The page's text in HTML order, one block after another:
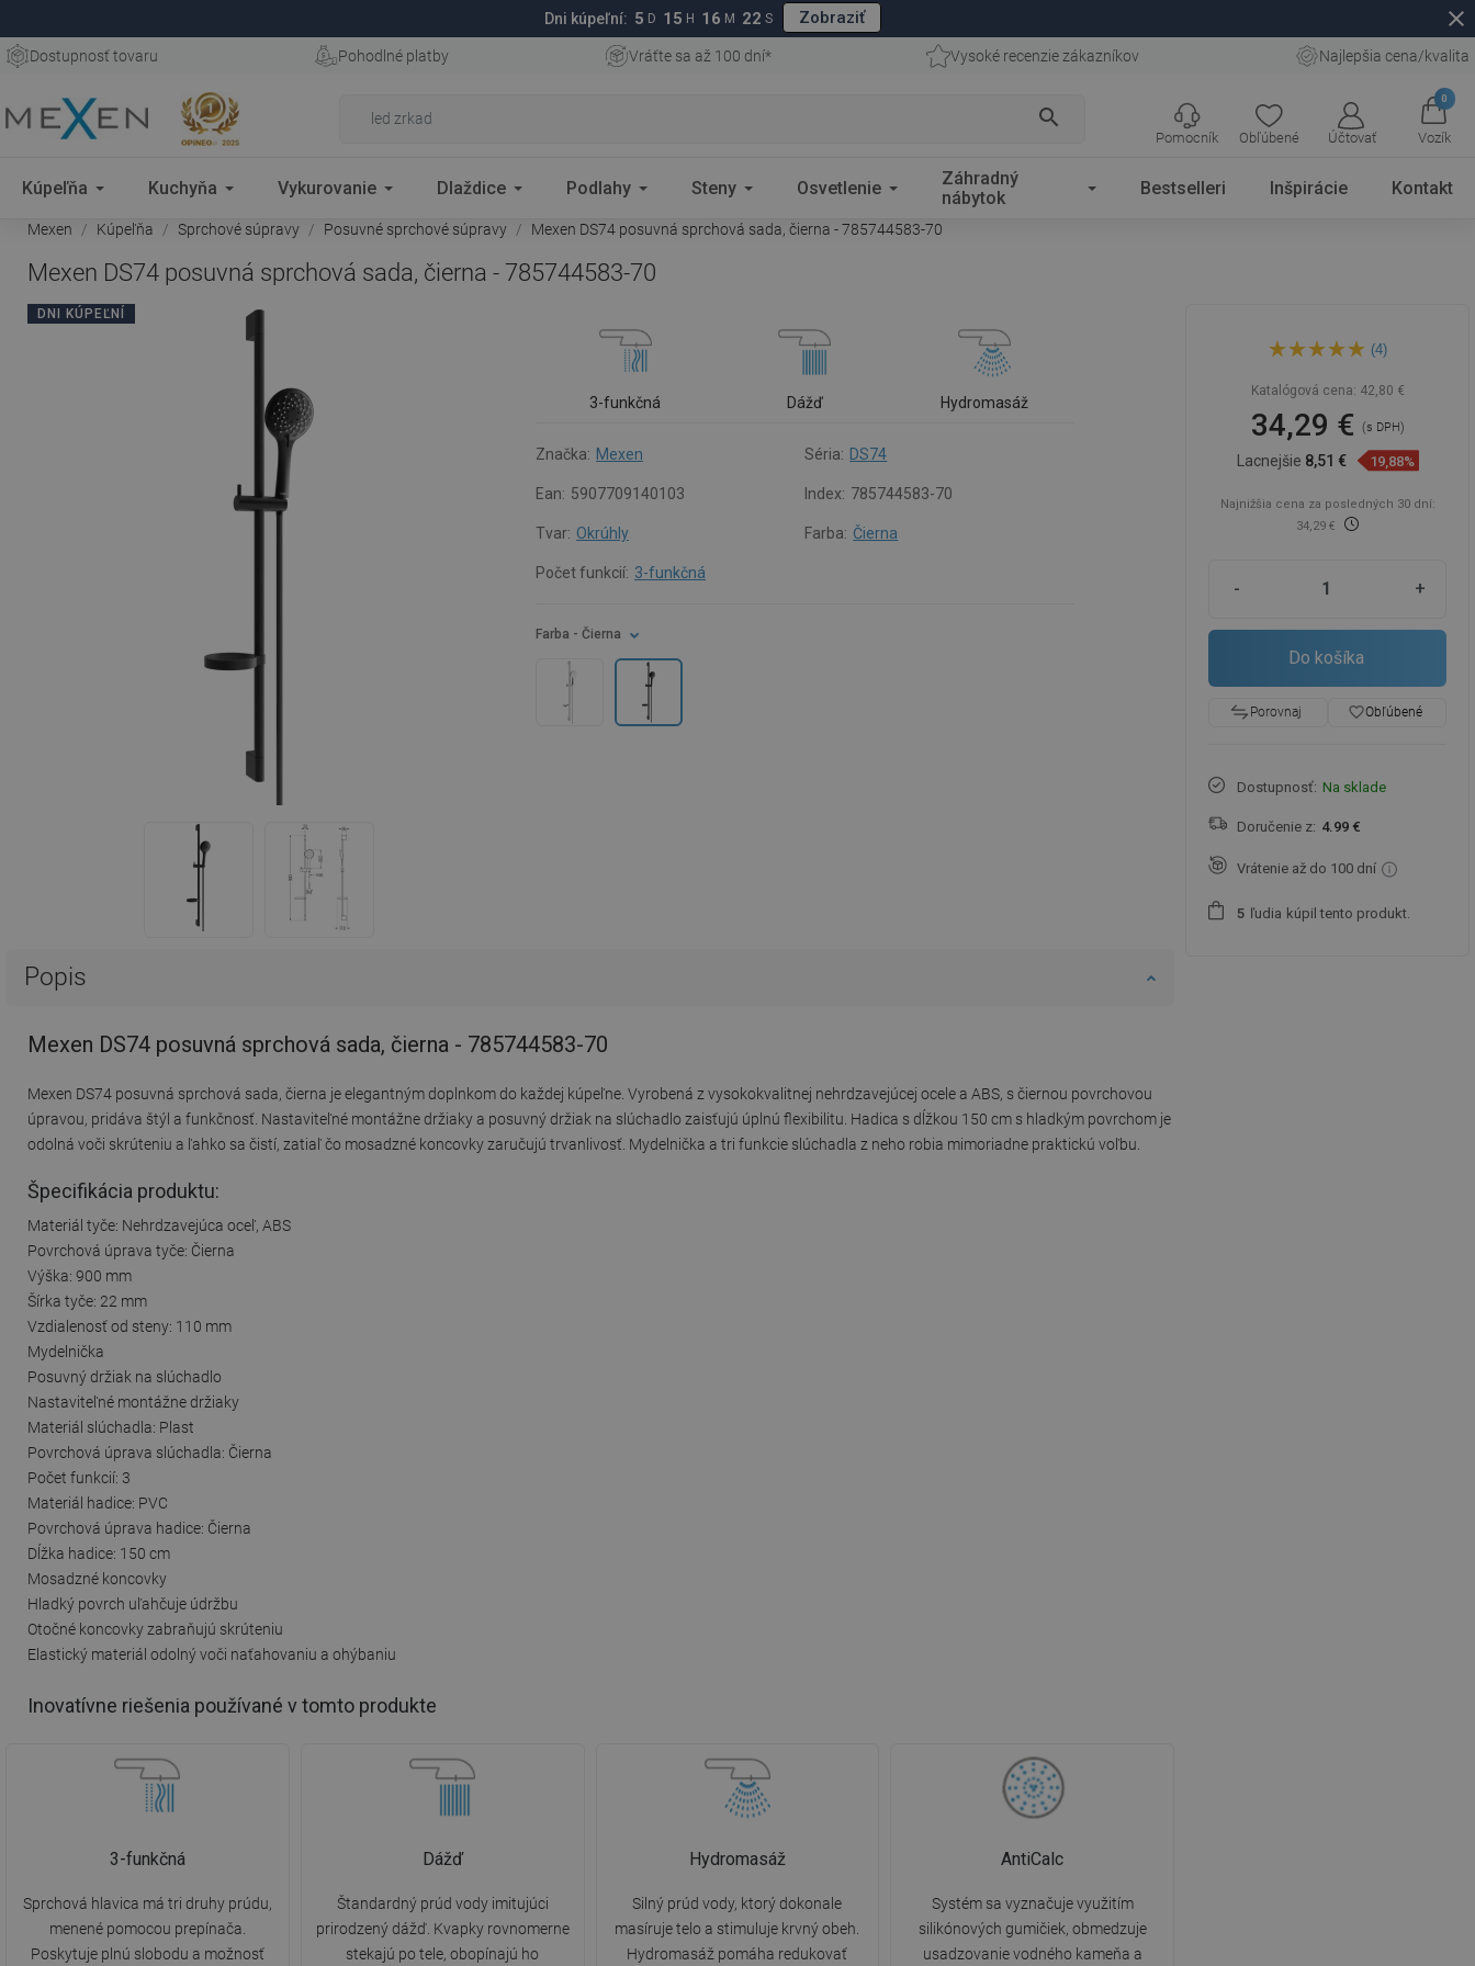
Dni kúpeľní: 5 D 15 H 16 M 21 S Zobraziť close
Dostupnosť tovaru Pohodlné platby Vráťte sa až 100 dní* Vysoké recenzie zákazníkov Najlepšia cena/kvalita
search
Obľúbené Účtovať
0
Vozík
Pomocník
Kúpeľňa Kuchyňa Vykurovanie Dlaždice Podlahy Steny Osvetlenie
Záhradný
nábytok
Bestselleri Inšpirácie Kontakt
Mexen Kúpeľňa Sprchové súpravy Posuvné sprchové súpravy Mexen DS74 posuvná sprchová sada, čierna - 785744583-70
Mexen DS74 posuvná sprchová sada, čierna - 785744583-70
DNI KÚPEĽNÍ
3-funkčná Dážď Hydromasáž
Značka: Mexen Séria: DS74
Ean: 5907709140103 Index: 785744583-70
Tvar: Okrúhly Farba: Čierna
Počet funkcií: 3-funkčná
Farba - Čierna
Popis
Mexen DS74 posuvná sprchová sada, čierna - 785744583-70
Mexen DS74 posuvná sprchová sada, čierna je elegantným doplnkom do každej kúpeľne. Vyrobená z vysokokvalitnej nehrdzavejúcej ocele a ABS, s čiernou povrchovou
úpravou, pridáva štýl a funkčnosť. Nastaviteľné montážne držiaky a posuvný držiak na slúchadlo zaisťujú úplnú flexibilitu. Hadica s dĺžkou 150 cm s hladkým povrchom je
odolná voči skrúteniu a ľahko sa čistí, zatiaľ čo mosadzné koncovky zaručujú trvanlivosť. Mydelnička a tri funkcie slúchadla z neho robia mimoriadne praktickú voľbu.
Špecifikácia produktu:
Materiál tyče: Nehrdzavejúca oceľ, ABS
Povrchová úprava tyče: Čierna
Výška: 900 mm
Šírka tyče: 22 mm
Vzdialenosť od steny: 110 mm
Mydelnička
Posuvný držiak na slúchadlo
Nastaviteľné montážne držiaky
Materiál slúchadla: Plast
Povrchová úprava slúchadla: Čierna
Počet funkcií: 3
Materiál hadice: PVC
Povrchová úprava hadice: Čierna
Dĺžka hadice: 150 cm
Mosadzné koncovky
Hladký povrch uľahčuje údržbu
Otočné koncovky zabraňujú skrúteniu
Elastický materiál odolný voči naťahovaniu a ohýbaniu
Inovatívne riešenia používané v tomto produkte
3-funkčná
Sprchová hlavica má tri druhy prúdu,
menené pomocou prepínača.
Poskytuje plnú slobodu a možnosť
Dážď
Štandardný prúd vody imitujúci
prirodzený dážď. Kvapky rovnomerne
stekajú po tele, obopínajú ho
Hydromasáž
Silný prúd vody, ktorý dokonale
masíruje telo a stimuluje krvný obeh.
Hydromasáž pomáha redukovať
AntiCalc
Systém sa vyznačuje využitím
silikónových gumičiek, obmedzuje
usadzovanie vodného kameňa a
sprchová sada, čierna -
(4)
Katalógová cena: 42,80 €
34,29 € (s DPH)
Lacnejšie 8,51 € 19,88%
Najnižšia cena za posledných 30 dní:
34,29 €
- +
Do košíka
Porovnaj favorite_borderObľúbené
Dostupnosť: Na sklade
Doručenie z: 4.99 €
Vrátenie až do 100 dní
5 ľudia kúpil tento produkt.